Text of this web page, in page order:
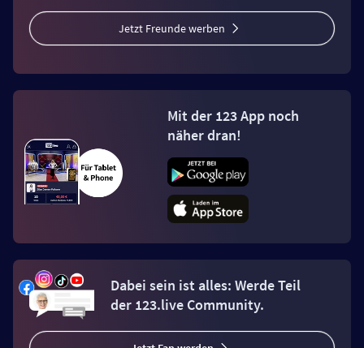
Jetzt Freunde werben
Mit der 123 App noch
näher dran!
Dabei sein ist alles: Werde Teil
der 123.live Community.